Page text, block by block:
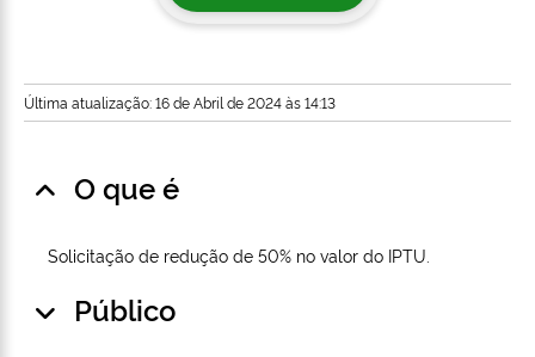
Última atualização: 16 de Abril de 2024 às 14:13
O que é
Solicitação de redução de 50% no valor do IPTU.
Público